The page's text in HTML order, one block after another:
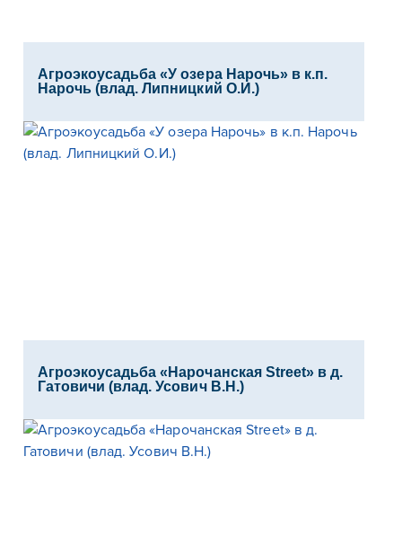
Агроэкоусадьба «У озера Нарочь» в к.п.
Нарочь (влад. Липницкий О.И.)
Агроэкоусадьба «Нарочанская Street» в д.
Гатовичи (влад. Усович В.Н.)